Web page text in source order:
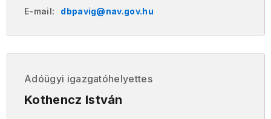
E-mail:
dbpavig@nav.gov.hu
Adóügyi igazgatóhelyettes
Kothencz István